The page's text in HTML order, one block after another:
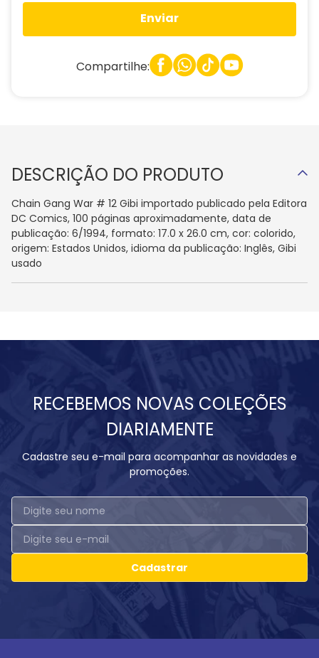
Enviar
Compartilhe:
DESCRIÇÃO DO PRODUTO
Chain Gang War # 12 Gibi importado publicado pela Editora
DC Comics, 100 páginas aproximadamente, data de
publicação: 6/1994, formato: 17.0 x 26.0 cm, cor: colorido,
origem: Estados Unidos, idioma da publicação: Inglês, Gibi
usado
RECEBEMOS NOVAS COLEÇÕES
DIARIAMENTE
Cadastre seu e-mail para acompanhar as novidades e
promoções.
Cadastrar